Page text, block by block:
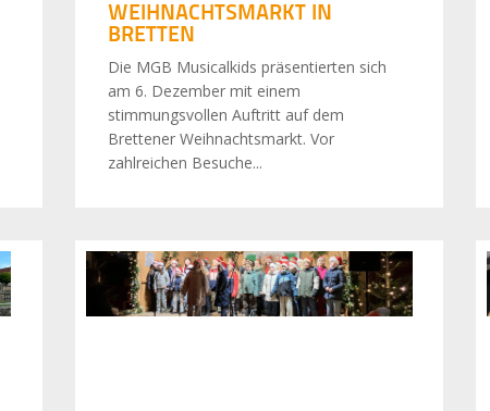
WEIHNACHTSMARKT IN
BRETTEN
Die MGB Musicalkids präsentierten sich
am 6. Dezember mit einem
stimmungsvollen Auftritt auf dem
Brettener Weihnachtsmarkt. Vor
zahlreichen Besuche...